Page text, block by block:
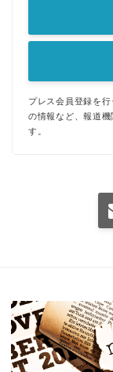
プレス会員登録を
の情報など、報道
す。